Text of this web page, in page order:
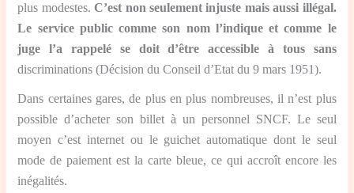
plus modestes.C’est non seulement injuste mais aussi illégal.
Le service public comme son nom l’indique et comme le
juge l’a rappelé se doit d’être accessible à tous sans
discriminations (Décision du Conseil d’Etat du 9 mars 1951).
Dans certaines gares, de plus en plus nombreuses, il n’est plus
possible d’acheter son billet à un personnel SNCF. Le seul
moyen c’est internet ou le guichet automatique dont le seul
mode de paiement est la carte bleue, ce qui accroît encore les
inégalités.